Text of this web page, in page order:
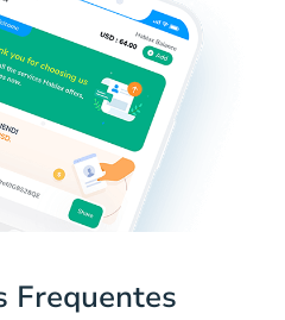
Frequentes